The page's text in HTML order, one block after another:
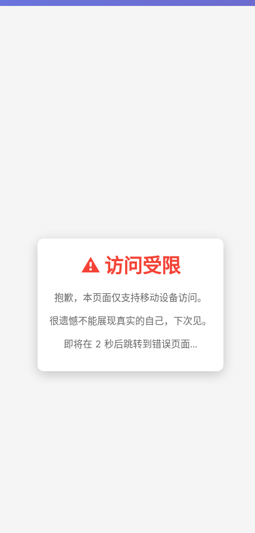
⚠️ 访问受限
抱歉，本页面仅支持移动设备访问。
很遗憾不能展现真实的自己，下次见。
即将在1秒后跳转到错误页面...